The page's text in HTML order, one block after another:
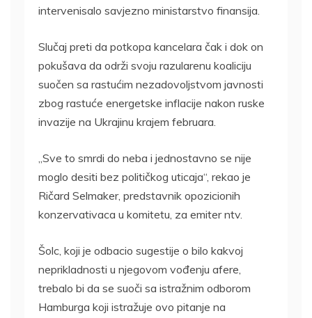
intervenisalo savjezno ministarstvo finansija.
Slučaj preti da potkopa kancelara čak i dok on
pokušava da održi svoju razularenu koaliciju
suočen sa rastućim nezadovoljstvom javnosti
zbog rastuće energetske inflacije nakon ruske
invazije na Ukrajinu krajem februara.
„Sve to smrdi do neba i jednostavno se nije
moglo desiti bez političkog uticaja“, rekao je
Ričard Selmaker, predstavnik opozicionih
konzervativaca u komitetu, za emiter ntv.
Šolc, koji je odbacio sugestije o bilo kakvoj
neprikladnosti u njegovom vođenju afere,
trebalo bi da se suoči sa istražnim odborom
Hamburga koji istražuje ovo pitanje na